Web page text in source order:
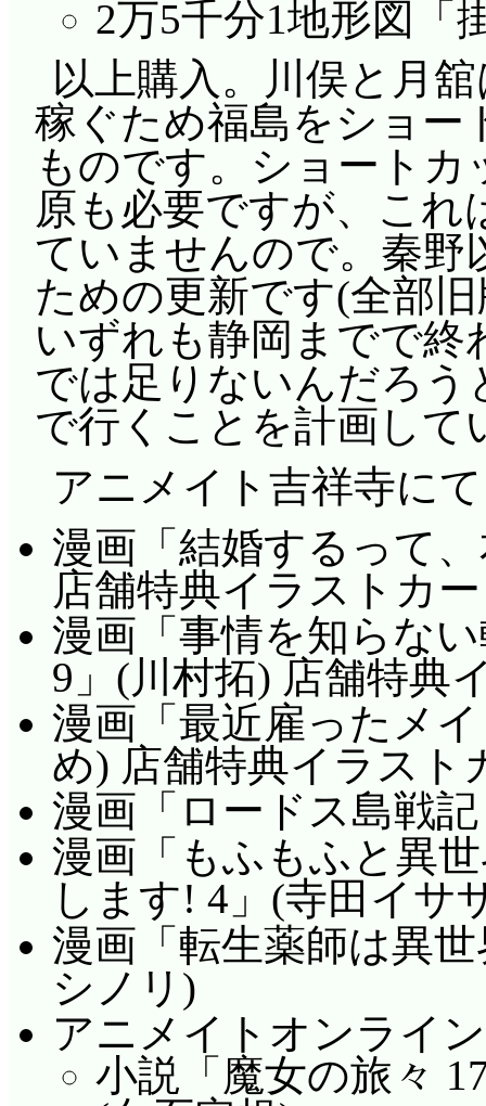
2万5千分1地形図「
以上購入。川俣と月
稼ぐため福島をショー
ものです。ショート
原も必要ですが、これ
ていませんので。秦野
ための更新です(全部
いずれも静岡までで終
では足りないんだろ
で行くことを計画して
アニメイト吉祥寺に
漫画「結婚するって
店舗特典イラストカ
漫画「事情を知らな
9」(川村拓) 店舗特典
漫画「最近雇ったメ
め) 店舗特典イラスト
漫画「ロードス島戦
漫画「もふもふと異
します! 4」(寺田イサ
漫画「転生薬師は異
シノリ)
アニメイトオンライ
小説「魔女の旅々